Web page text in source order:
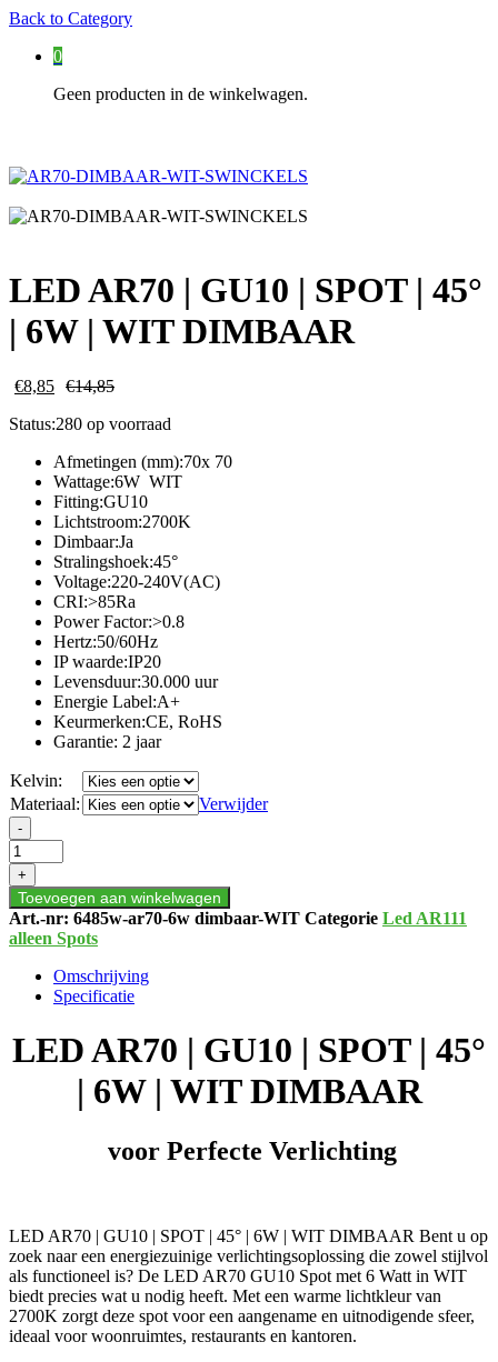
Back to Category
0
Geen producten in de winkelwagen.
LED AR70 | GU10 | SPOT | 45°
| 6W | WIT DIMBAAR
€8,85 €14,85
Status:280 op voorraad
Afmetingen (mm):70x 70
Wattage:6W WIT
Fitting:GU10
Lichtstroom:2700K
Dimbaar:Ja
Stralingshoek:45°
Voltage:220-240V(AC)
CRI:>85Ra
Power Factor:>0.8
Hertz:50/60Hz
IP waarde:IP20
Levensduur:30.000 uur
Energie Label:A+
Keurmerken:CE, RoHS
Garantie: 2 jaar
Kelvin:
Materiaal:
Verwijder
LED
AR70
|
GU10
|
SPOT
|
WIT
DIMBAAR
-
+
Toevoegen aan winkelwagen
Art.-nr: 6485w-ar70-6w dimbaar-WIT Categorie Led AR111
alleen Spots
Omschrijving
Specificatie
LED AR70 | GU10 | SPOT | 45°
| 6W | WIT DIMBAAR
voor Perfecte Verlichting
LED AR70 | GU10 | SPOT | 45° | 6W | WIT DIMBAAR Bent u op
zoek naar een energiezuinige verlichtingsoplossing die zowel stijlvol
als functioneel is? De LED AR70 GU10 Spot met 6 Watt in WIT
biedt precies wat u nodig heeft. Met een warme lichtkleur van
2700K zorgt deze spot voor een aangename en uitnodigende sfeer,
ideaal voor woonruimtes, restaurants en kantoren.